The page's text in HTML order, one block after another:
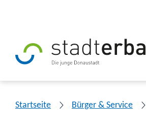
Startseite Bürger & Service